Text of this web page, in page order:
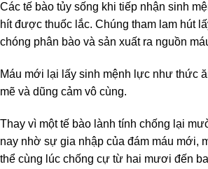
Các tế bào tủy sống khi tiếp nhận sinh
hít được thuốc lắc. Chúng tham lam hút
chóng phân bào và sản xuất ra nguồn
Máu mới lại lấy sinh mệnh lực như thức
mẽ và dũng cảm vô cùng.
Thay vì một tế bào lành tính chống lại
nay nhờ sự gia nhập của đám máu mới,
thể cùng lúc chống cự từ hai mươi đến